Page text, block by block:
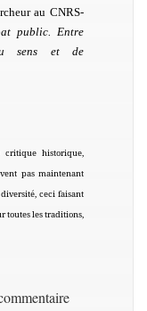
au CNRS-
public. Entre
sens et de
critique historique,
pas maintenant
ceci faisant
toutes les traditions,